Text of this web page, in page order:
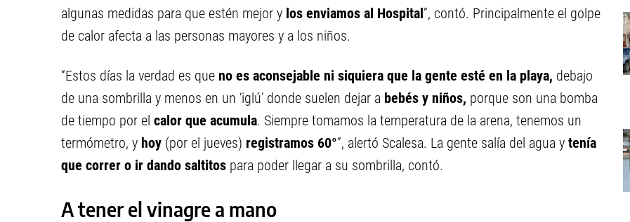
algunas medidas para que estén mejor y los enviamos al Hospital”, contó. Principalmente el golpe
de calor afecta a las personas mayores y a los niños.
“Estos días la verdad es que no es aconsejable ni siquiera que la gente esté en la playa, debajo
de una sombrilla y menos en un ‘iglú’ donde suelen dejar a bebés y niños, porque son una bomba
de tiempo por el calor que acumula. Siempre tomamos la temperatura de la arena, tenemos un
termómetro, y hoy (por el jueves) registramos 60°”, alertó Scalesa. La gente salía del agua y tenía
que correr o ir dando saltitos para poder llegar a su sombrilla, contó.
A tener el vinagre a mano